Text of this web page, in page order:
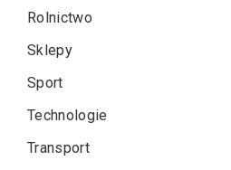
Rolnictwo
Sklepy
Sport
Technologie
Transport